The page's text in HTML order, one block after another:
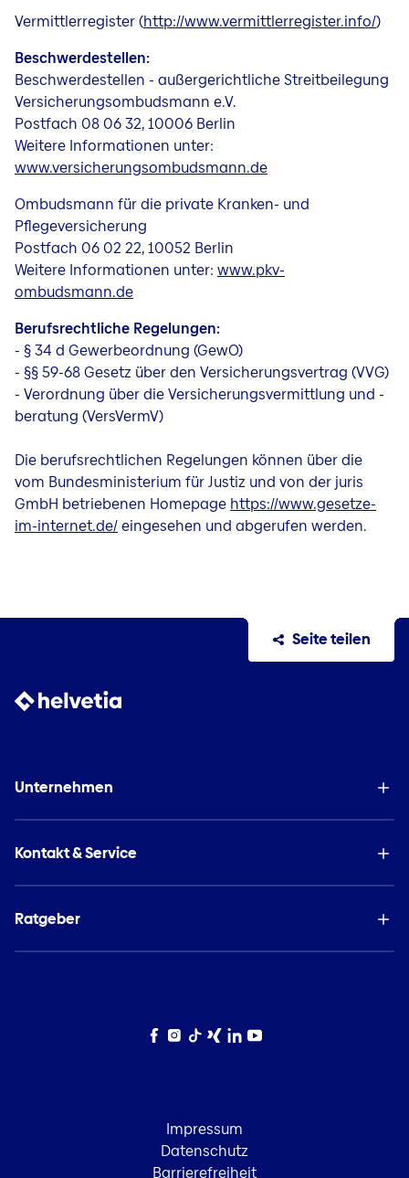
Vermittlerregister (http://www.vermittlerregister.info/)
Beschwerdestellen:
Beschwerdestellen - außergerichtliche Streitbeilegung
Versicherungsombudsmann e.V.
Postfach 08 06 32, 10006 Berlin
Weitere Informationen unter:
www.versicherungsombudsmann.de
Ombudsmann für die private Kranken- und
Pflegeversicherung
Postfach 06 02 22, 10052 Berlin
Weitere Informationen unter: www.pkv-
ombudsmann.de
Berufsrechtliche Regelungen:
- § 34 d Gewerbeordnung (GewO)
- §§ 59-68 Gesetz über den Versicherungsvertrag (VVG)
- Verordnung über die Versicherungsvermittlung und -
beratung (VersVermV)
Die berufsrechtlichen Regelungen können über die
vom Bundesministerium für Justiz und von der juris
GmbH betriebenen Homepage https://www.gesetze-
im-internet.de/eingesehen und abgerufen werden.
Seite teilen
Unternehmen
Kontakt & Service
Ratgeber
Facebook
Instagram
TikTokXingLinkedIn
YouTube
Impressum
Datenschutz
Barrierefreiheit